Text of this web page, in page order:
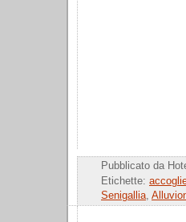
Pubblicato da
Etichette:
Senigallia,